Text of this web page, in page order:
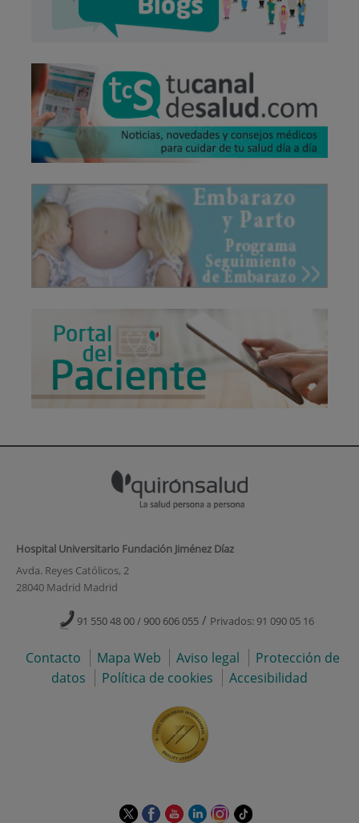
Hospital Universitario Fundación Jiménez Díaz
Avda. Reyes Católicos, 2
28040 Madrid Madrid
91 550 48 00 / 900 606 055 / Privados: 91 090 05 16
Contacto Mapa Web Aviso legal
Protección de
datos
Política de cookies Accesibilidad
EsteEsteEsteEsteEsteEnlace